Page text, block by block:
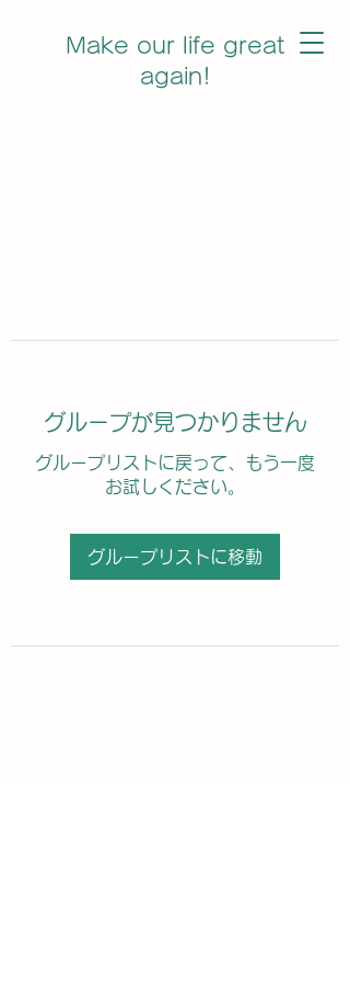
Make our life great
again!
グループが見つかりません
グループリストに戻って、もう一度
お試しください。
グループリストに移動